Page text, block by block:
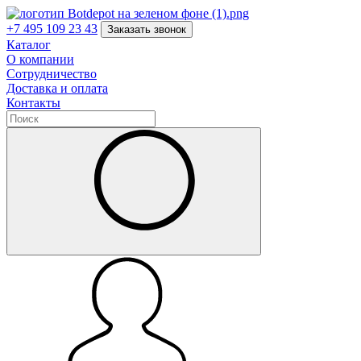
+7 495 109 23 43 Заказать звонок
Каталог
О компании
Сотрудничество
Доставка и оплата
Контакты